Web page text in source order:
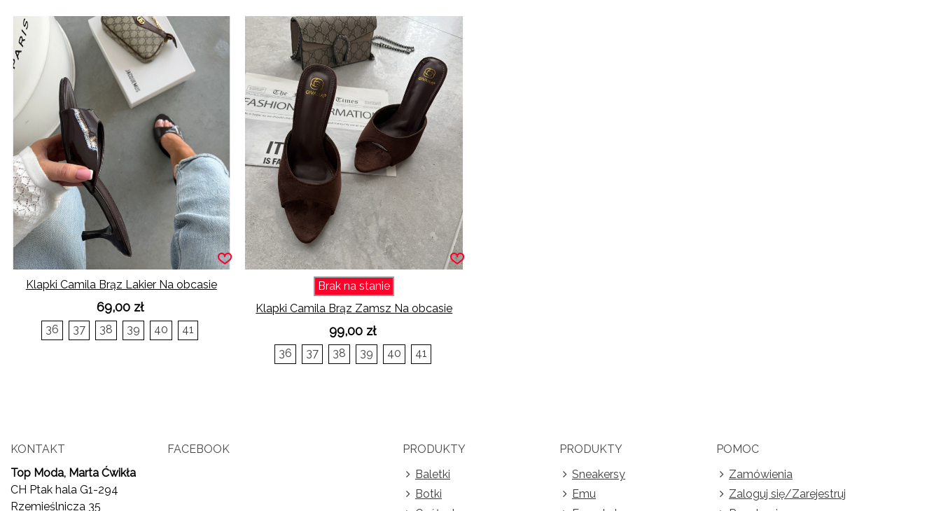
Klapki Camila Brąz Lakier Na obcasie
69,00 zł
36 37 38 39 40 41
Brak na stanie
Klapki Camila Brąz Zamsz Na obcasie
99,00 zł
36 37 38 39 40 41
KONTAKT
Top Moda, Marta Ćwikła
CH Ptak hala G1-294
Rzemieślnicza 35
FACEBOOK
PRODUKTY
Baletki
Botki
PRODUKTY
Sneakersy
Emu
POMOC
Zamówienia
Zaloguj się/Zarejestruj